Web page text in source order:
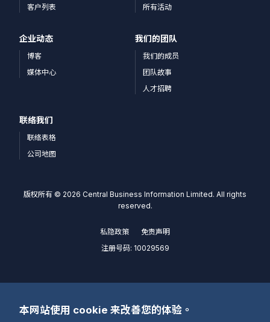
本网站使用 cookie 来改善您的体验。
客户列表
所有活动
企业动态
博客
媒体中心
我们的团队
我们的成员
团队故事
人才招聘
联络我们
联络表格
公司地图
版权所有 © 2026 Central Business Information Limited. All rights
reserved.
私隐政策
免责声明
注册号码: 10029569